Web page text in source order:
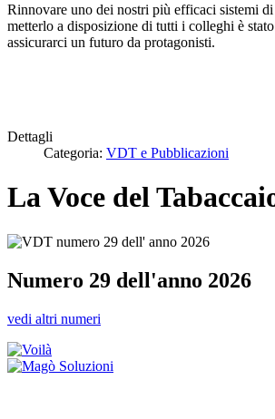
Rinnovare uno dei nostri più efficaci sistemi
metterlo a disposizione di tutti i colleghi è
assicurarci un futuro da protagonisti.
Mario
Dettagli
Categoria: VDT e Pubblicazioni
La Voce del
Numero 29 dell'anno 2026
vedi altri numeri